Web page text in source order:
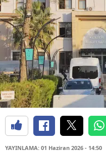
YAYINLAMA: 01 Haziran 2026 - 14:50